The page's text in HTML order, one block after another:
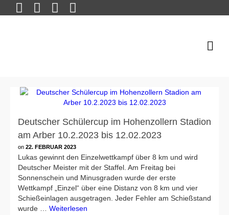
Deutscher Schülercup im Hohenzollern Stadion
am Arber 10.2.2023 bis 12.02.2023
on 22. FEBRUAR 2023
Lukas gewinnt den Einzelwettkampf über 8 km und wird
Deutscher Meister mit der Staffel. Am Freitag bei
Sonnenschein und Minusgraden wurde der erste
Wettkampf „Einzel“ über eine Distanz von 8 km und vier
Schießeinlagen ausgetragen. Jeder Fehler am Schießstand
wurde … Weiterlesen